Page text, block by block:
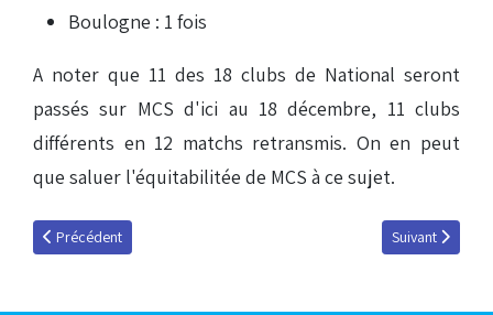
Boulogne : 1 fois
A noter que 11 des 18 clubs de National seront
passés sur MCS d'ici au 18 décembre, 11 clubs
différents en 12 matchs retransmis. On en peut
que saluer l'équitabilitée de MCS à ce sujet.
Article précédent : CA Bastia, le sans stade fixe du National
Précédent Article suivant :
Suivant